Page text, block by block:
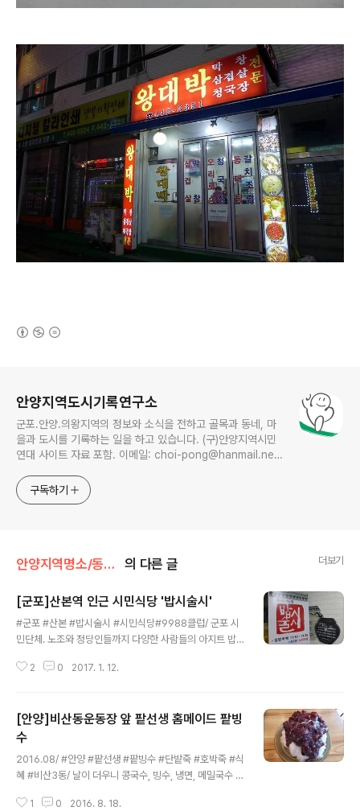
안양지역도시기록연구소
군포.안양.의왕지역의 정보와 소식을 전하고 골목과 동네, 마
을과 도시를 기록하는 일을 하고 있습니다. (구)안양지역시민
연대 사이트 자료 포함. 이메일: choi-pong@hanmail.net
구독하기
안양지역명소/동네맛집 의 다른 글 더보기
[군포]산본역 인근 시민식당 '밥시술시'
#군포 #산본 #밥시술시 #시민식당#9988클럽/ 군포 시
민단체. 노조와 정당인들까지 다양한 사람들의 아지트 밥
조합원 7명이 공동출자한 시민식당으로 2016년 12월 5
상호가 암시하듯, 점심(오전11:30~오후2:30) 식사는 어
머니 손맛의 집밥 뷔페이고 저녁(오후 4:30:30~오후11:3
0)에는 주점으로 운영되기에 밥시술시인데 테이블이 8개
인가에 좌석은 31석이네요. 점심 식대는 4,400원으로서
현금 지불시에는 10% 할인된 4천원에 판매합니다. 저녁
술 안주는 지역특산 주류와 1~3만 원대의 실비로 전,조림,
2 0 2017. 1. 12.
[안양]비산동운동장 앞 팥선생 홈메이드 팥빙
수
2016.08/ #안양 #팥선생 #팥빙수 #단밭죽 #호박죽 #식
혜 #비산3동/ 날이 더우니 콩국수, 빙수, 냉면, 메밀국수 등
로 매일 직접 만드는 단팥죽과 팥빙수가 단돈 2500원으로
1 0 2016. 8. 18.